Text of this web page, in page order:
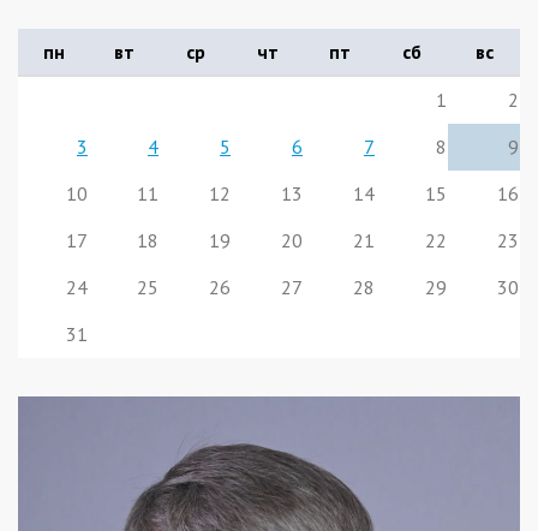
пн вт ср чт пт сб
вс
1
2
3
4 5 6 7 8
9
10
11 12 13 14 15
16
17
18 19 20 21 22
23
24
25 26 27 28 29
30
31